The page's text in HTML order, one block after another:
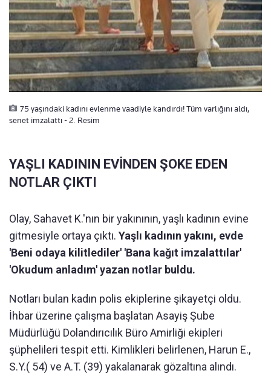
75 yaşındaki kadını evlenme vaadiyle kandırdı! Tüm varlığını aldı,
senet imzalattı - 2. Resim
YAŞLI KADININ EVİNDEN ŞOKE EDEN
NOTLAR ÇIKTI
Olay, Sahavet K.'nın bir yakınının, yaşlı kadının evine
gitmesiyle ortaya çıktı. Yaşlı kadının yakını, evde
'Beni odaya kilitlediler' 'Bana kağıt imzalattılar'
'Okudum anladım' yazan notlar buldu.
Notları bulan kadın polis ekiplerine şikayetçi oldu.
İhbar üzerine çalışma başlatan Asayiş Şube
Müdürlüğü Dolandırıcılık Büro Amirliği ekipleri
şüphelileri tespit etti. Kimlikleri belirlenen, Harun E.,
S.Y.( 54) ve A.T. (39) yakalanarak gözaltına alındı.